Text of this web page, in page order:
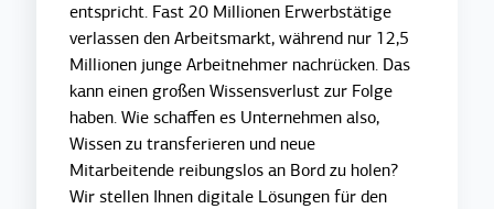
entspricht. Fast 20 Millionen Erwerbstätige
verlassen den Arbeitsmarkt, während nur 12,5
Millionen junge Arbeitnehmer nachrücken. Das
kann einen großen Wissensverlust zur Folge
haben. Wie schaffen es Unternehmen also,
Wissen zu transferieren und neue
Mitarbeitende reibungslos an Bord zu holen?
Wir stellen Ihnen digitale Lösungen für den